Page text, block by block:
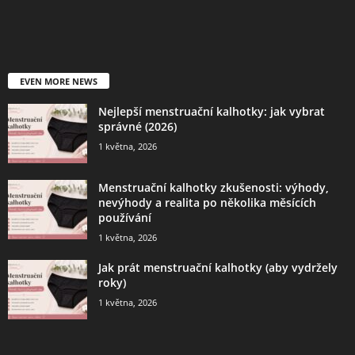
EVEN MORE NEWS
Nejlepší menstruační kalhotky: jak vybrat
správné (2026)
1 května, 2026
Menstruační kalhotky zkušenosti: výhody,
nevýhody a realita po několika měsících
používání
1 května, 2026
Jak prát menstruační kalhotky (aby vydržely
roky)
1 května, 2026